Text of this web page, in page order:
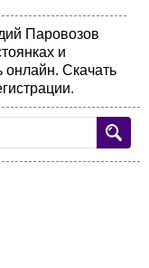
Паровозов
и
онлайн. Скачать